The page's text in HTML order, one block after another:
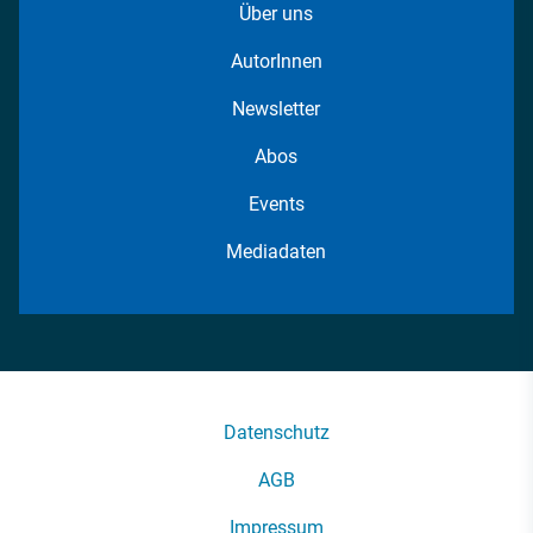
Über uns
AutorInnen
Newsletter
Abos
Events
Mediadaten
Datenschutz
AGB
Impressum